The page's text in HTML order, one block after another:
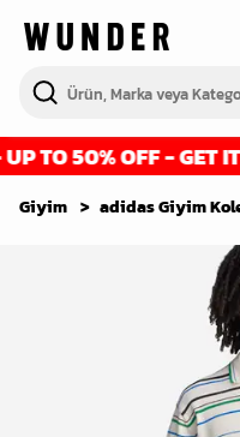
TO 50% OFF - GET IT
Giyim adidas Giyim